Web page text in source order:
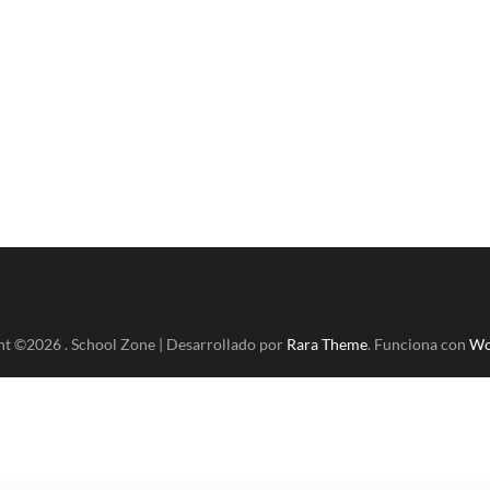
©2026 . School Zone | Desarrollado por Rara Theme. Funciona con